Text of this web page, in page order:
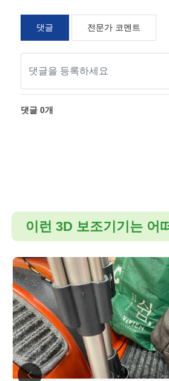
댓글 전문가 코멘트
댓글0개
이런 3D 보조기기는 어